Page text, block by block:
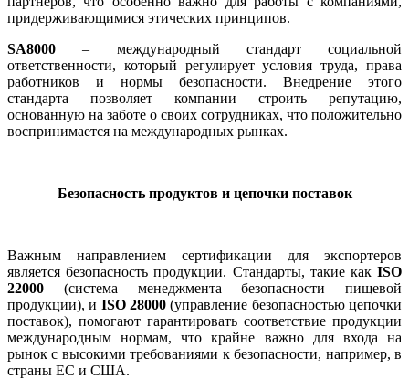
придерживающимися этических принципов.
SA8000 – международный стандарт социальной
ответственности, который регулирует условия труда, права
работников и нормы безопасности. Внедрение этого
стандарта позволяет компании строить репутацию,
основанную на заботе о своих сотрудниках, что положительно
воспринимается на международных рынках.
Безопасность продуктов и цепочки поставок
Важным направлением сертификации для экспортеров
является безопасность продукции. Стандарты, такие как ISO
22000 (система менеджмента безопасности пищевой
продукции), и ISO 28000 (управление безопасностью цепочки
поставок), помогают гарантировать соответствие продукции
международным нормам, что крайне важно для входа на
рынок с высокими требованиями к безопасности, например, в
страны ЕС и США.